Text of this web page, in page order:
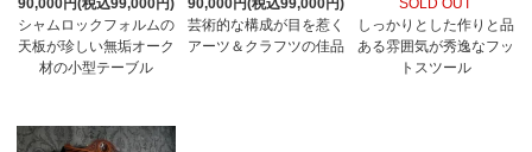
90,000円(税込99,000円)
シャムロックフォルムの
天板が珍しい無垢オーク
材の小型テーブル
90,000円(税込99,000円)
芸術的な構成が目を惹く
アーツ＆クラフツの佳品
SOLD OUT
しっかりとした作りと品
ある雰囲気が秀逸なフッ
トスツール